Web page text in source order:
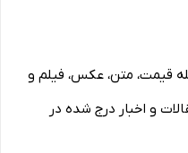
قیمت، متن، عکس، فیلم و
و اخبار درج شده در